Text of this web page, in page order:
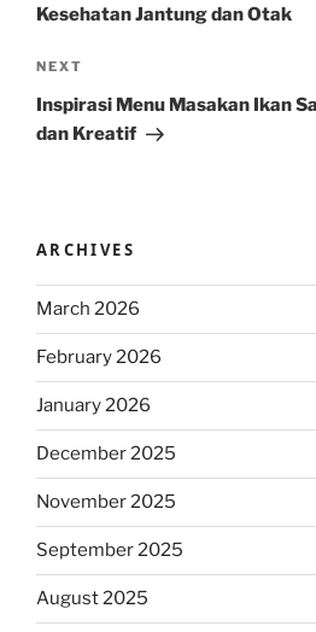
Kesehatan Jantung dan Otak
Next
Post
NEXT
Inspirasi Menu Masakan Ikan
dan Kreatif
ARCHIVES
March 2026
February 2026
January 2026
December 2025
November 2025
September 2025
August 2025